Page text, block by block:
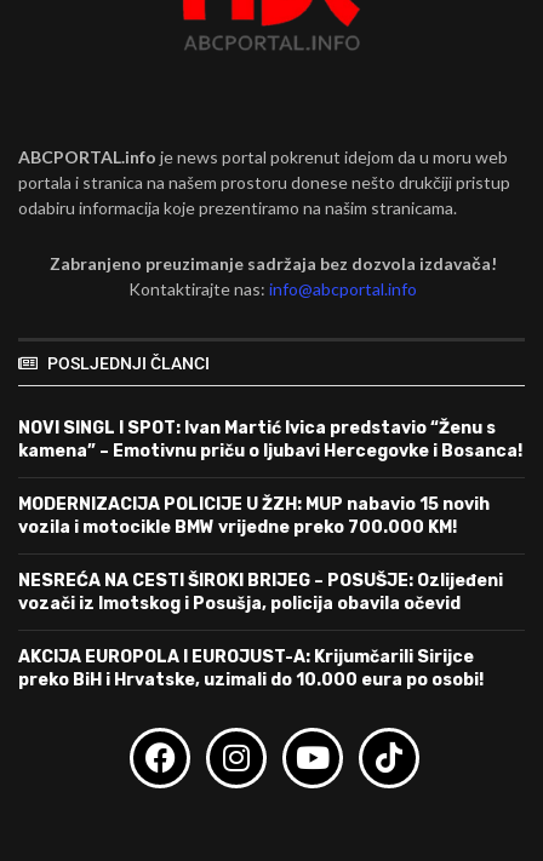
ABCPORTAL.info je news portal pokrenut idejom da u moru web
portala i stranica na našem prostoru donese nešto drukčiji pristup
odabiru informacija koje prezentiramo na našim stranicama.
Zabranjeno preuzimanje sadržaja bez dozvola izdavača!
Kontaktirajte nas:info@abcportal.info
POSLJEDNJI ČLANCI
NOVI SINGL I SPOT: Ivan Martić Ivica predstavio “Ženu s
kamena” – Emotivnu priču o ljubavi Hercegovke i Bosanca!
MODERNIZACIJA POLICIJE U ŽZH: MUP nabavio 15 novih
vozila i motocikle BMW vrijedne preko 700.000 KM!
NESREĆA NA CESTI ŠIROKI BRIJEG – POSUŠJE: Ozlijeđeni
vozači iz Imotskog i Posušja, policija obavila očevid
AKCIJA EUROPOLA I EUROJUST-A: Krijumčarili Sirijce
preko BiH i Hrvatske, uzimali do 10.000 eura po osobi!